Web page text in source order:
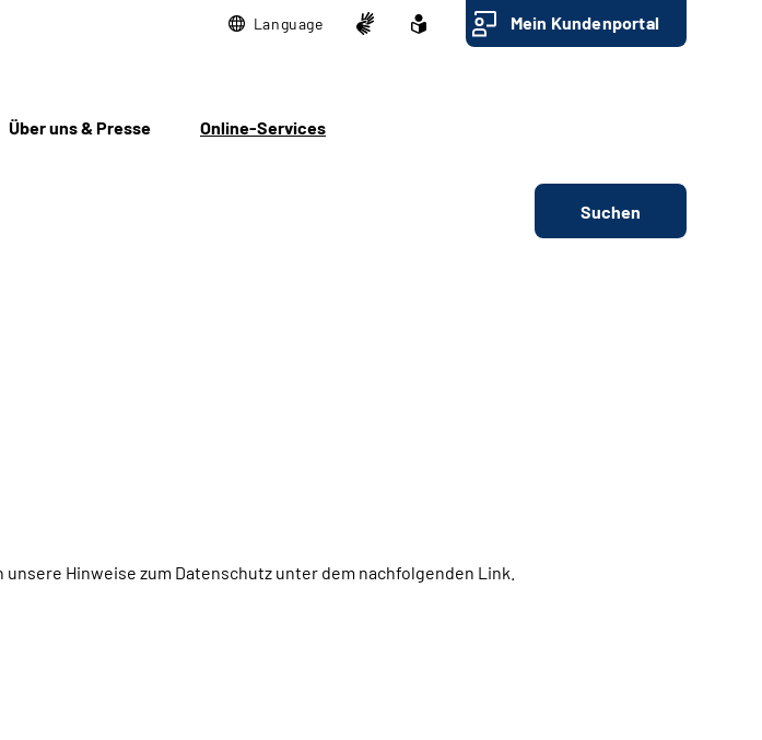
Language Mein Kundenportal
Über uns & Presse Online-Services
Suchen
Hinweise zum Datenschutz unter dem nachfolgenden Link.